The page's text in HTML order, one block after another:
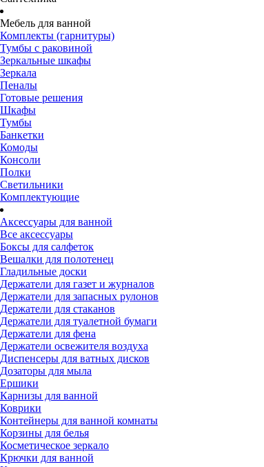
Мебель для ванной
Комплекты (гарнитуры)
Тумбы с раковиной
Зеркальные шкафы
Зеркала
Пеналы
Готовые решения
Шкафы
Тумбы
Банкетки
Комоды
Консоли
Полки
Светильники
Комплектующие
Аксессуары для ванной
Все аксессуары
Боксы для салфеток
Вешалки для полотенец
Гладильные доски
Держатели для газет и журналов
Держатели для запасных рулонов
Держатели для стаканов
Держатели для туалетной бумаги
Держатели для фена
Держатели освежителя воздуха
Диспенсеры для ватных дисков
Дозаторы для мыла
Ершики
Карнизы для ванной
Коврики
Контейнеры для ванной комнаты
Корзины для белья
Косметическое зеркало
Крючки для ванной